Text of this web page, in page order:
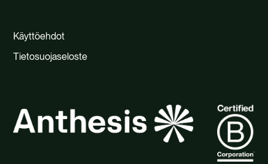
Käyttöehdot
Tietosuojaseloste